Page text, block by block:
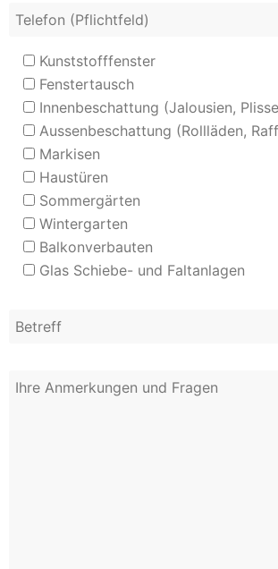
Kunststofffenster
Fenstertausch
Innenbeschattung (Jalousien,
Aussenbeschattung (Rollläden,
Markisen
Haustüren
Sommergärten
Wintergarten
Balkonverbauten
Glas Schiebe- und Faltanlagen